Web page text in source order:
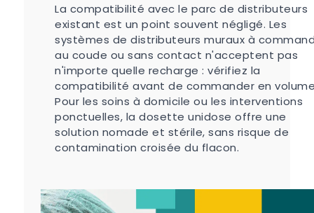
La compatibilité avec le parc de distributeurs
existant est un point souvent négligé. Les
systèmes de distributeurs muraux à
au coude ou sans contact n'acceptent pas
n'importe quelle recharge : vérifiez la
compatibilité avant de commander en
Pour les soins à domicile ou les interventions
ponctuelles, la dosette unidose offre une
solution nomade et stérile, sans risque de
contamination croisée du flacon.